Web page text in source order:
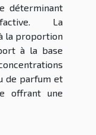
déterminant
La
la proportion
à la base
de parfum et
offrant une